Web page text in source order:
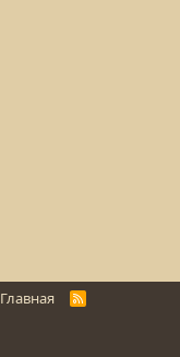
Главная
R